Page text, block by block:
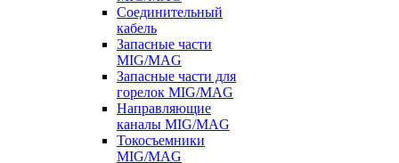
Соединительный
кабель
Запасные части
MIG/MAG
Запасные части для
горелок MIG/MAG
Направляющие
каналы MIG/MAG
Токосъемники
MIG/MAG